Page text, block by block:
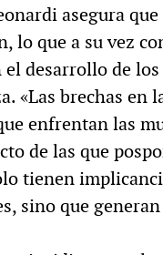
asegura
lo que a su vez
desarrollo de
«Las brechas en
enfrentan las
de las que
tienen
sino que